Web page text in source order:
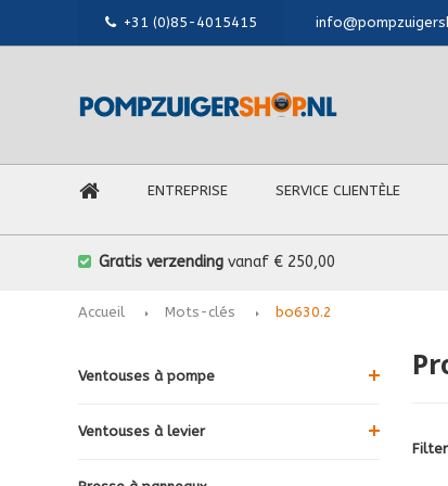
+31 (0)85-4015415
ENTREPRISE SERVICE CLIENTÈLE
Gratis verzending vanaf € 250,00
Accueil Mots-clés bo630.2
Ventouses à pompe
Ventouses à levier